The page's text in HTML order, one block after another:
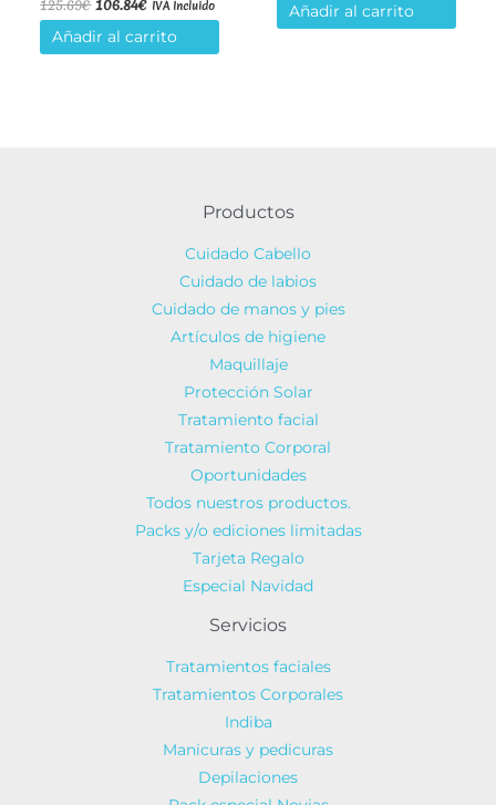
125.69€
precio
original
era:
106.84€
precio
actual
es:
IVA Incluido
Añadir al carrito
original
era:
actual
es:
Añadir al carrito
Productos
Cuidado Cabello
Cuidado de labios
Cuidado de manos y pies
Artículos de higiene
Maquillaje
Protección Solar
Tratamiento facial
Tratamiento Corporal
Oportunidades
Todos nuestros productos.
Packs y/o ediciones limitadas
Tarjeta Regalo
Especial Navidad
Servicios
Tratamientos faciales
Tratamientos Corporales
Indiba
Manicuras y pedicuras
Depilaciones